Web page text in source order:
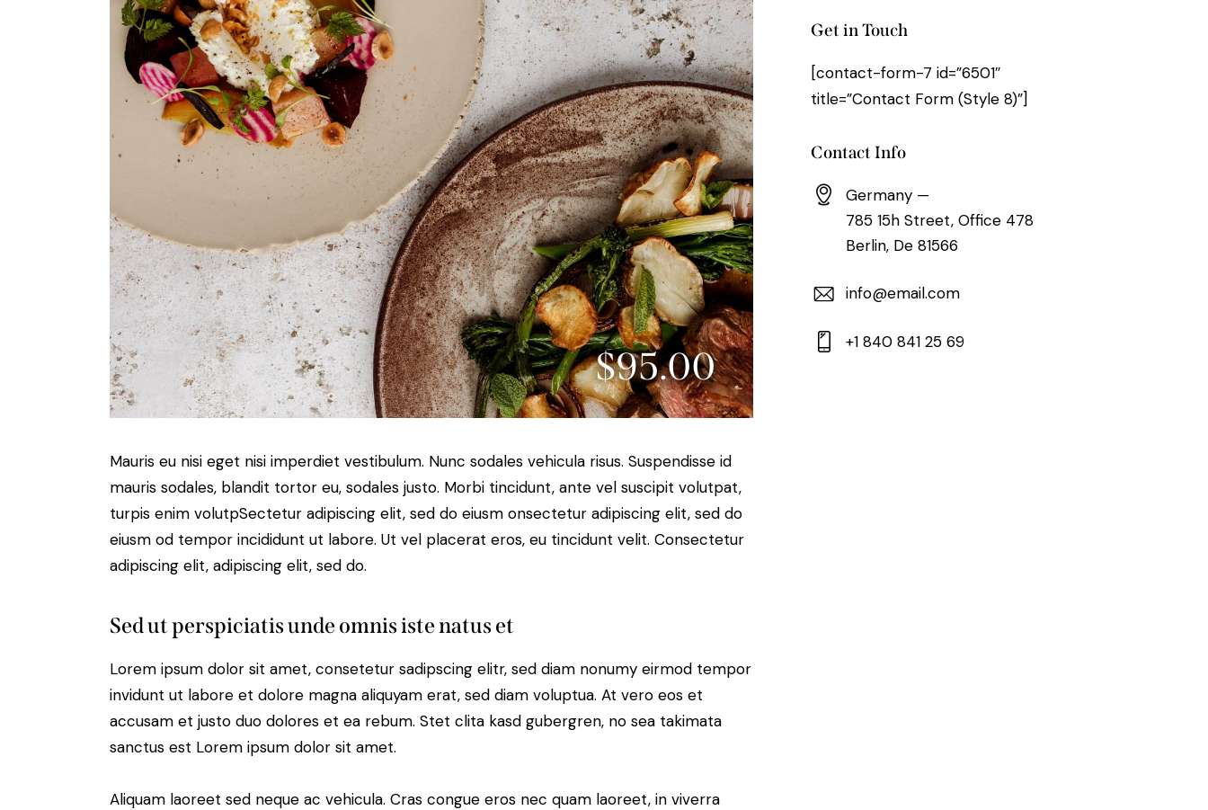
$95.00
Mauris eu nisi eget nisi imperdiet vestibulum. Nunc sodales vehicula risus. Suspendisse id
mauris sodales, blandit tortor eu, sodales justo. Morbi tincidunt, ante vel suscipit volutpat,
turpis enim volutpSectetur adipiscing elit, sed do eiusm onsectetur adipiscing elit, sed do
eiusm od tempor incididunt ut labore. Ut vel placerat eros, eu tincidunt velit. Consectetur
adipiscing elit, adipiscing elit, sed do.
Sed ut perspiciatis unde omnis iste natus et
Lorem ipsum dolor sit amet, consetetur sadipscing elitr, sed diam nonumy eirmod tempor
invidunt ut labore et dolore magna aliquyam erat, sed diam voluptua. At vero eos et
accusam et justo duo dolores et ea rebum. Stet clita kasd gubergren, no sea takimata
sanctus est Lorem ipsum dolor sit amet.
Aliquam laoreet sed neque ac vehicula. Cras congue eros nec quam laoreet, in viverra
Get in Touch
[contact-form-7 id=”6501″
title=”Contact Form (Style 8)”]
Contact Info
Germany —
785 15h Street, Office 478
Berlin, De 81566
info@email.com
+1 840 841 25 69